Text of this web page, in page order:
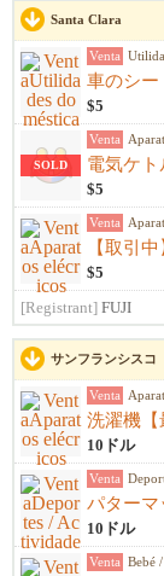
Santa Clara
Venta
車のシー
$5
SOLD
Venta
電気ケト
$5
Venta
【取引
$5
[Registrant] FUJI
サンフランシスコ
Venta
洗濯機【
10ドル
Venta
10ドル
Venta Bebé